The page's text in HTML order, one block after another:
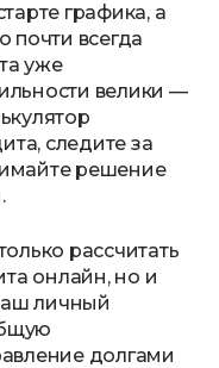
графика, а
почти всегда
уже
велики —
следите за
решение
рассчитать
онлайн, но и
личный
долгами